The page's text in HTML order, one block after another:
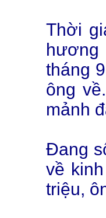
Thời
tháng
ông
mảnh
Đang
về
triệu,